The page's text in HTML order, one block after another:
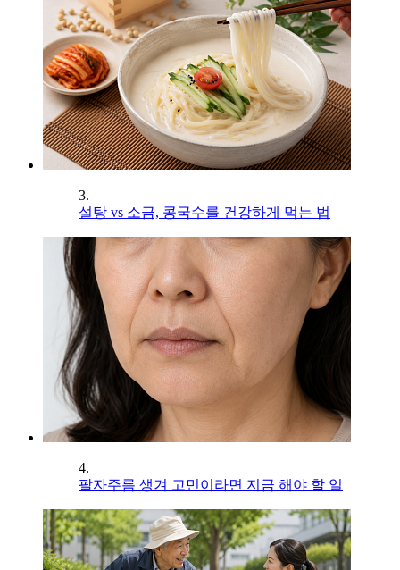
3.
설탕 vs 소금, 콩국수를 건강하게 먹는 법
4.
팔자주름 생겨 고민이라면 지금 해야 할 일